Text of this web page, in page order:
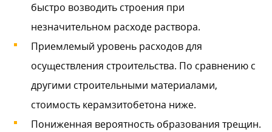
быстро возводить строения при
незначительном расходе раствора.
Приемлемый уровень расходов для
осуществления строительства. По сравнению с
другими строительными материалами,
стоимость керамзитобетона ниже.
Пониженная вероятность образования трещин.